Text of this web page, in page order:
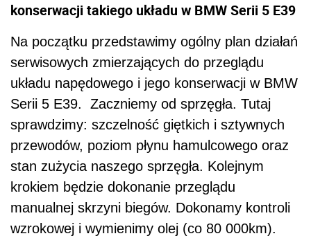
konserwacji takiego układu w BMW Serii 5 E39
Na początku przedstawimy ogólny plan działań
serwisowych zmierzających do przeglądu
układu napędowego i jego konserwacji w BMW
Serii 5 E39. Zaczniemy od sprzęgła. Tutaj
sprawdzimy: szczelność giętkich i sztywnych
przewodów, poziom płynu hamulcowego oraz
stan zużycia naszego sprzęgła. Kolejnym
krokiem będzie dokonanie przeglądu
manualnej skrzyni biegów. Dokonamy kontroli
wzrokowej i wymienimy olej (co 80 000km).